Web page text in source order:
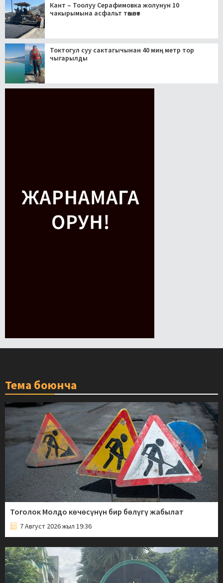
Кант – Тоолуу Серафимовка жолунун 10
чакырымына асфальт төшөлөт
Токтогул суу сактагычынан 40 миң метр тор
чыгарылды
Тема боюнча
Тоголок Молдо көчөсүнүн бир бөлүгү жабылат
7 Август 2026 жыл 19:36